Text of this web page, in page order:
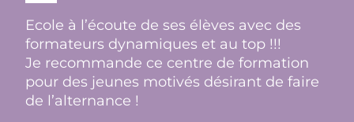
Ecole à l’écoute de ses élèves avec des
formateurs dynamiques et au top !!!
Je recommande ce centre de formation
pour des jeunes motivés désirant de faire
de l’alternance !